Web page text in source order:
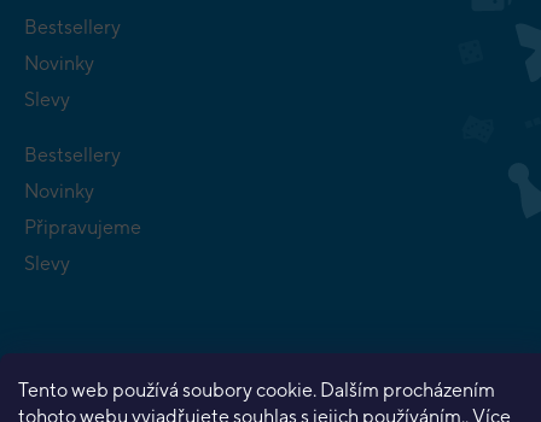
Tento web používá soubory cookie. Dalším procházením
tohoto webu vyjadřujete souhlas s jejich používáním.. Více
Bestsellery
Novinky
Slevy
Bestsellery
Novinky
Připravujeme
Slevy
Copyright 2026Planeta her. Všechna práva vyhrazena.